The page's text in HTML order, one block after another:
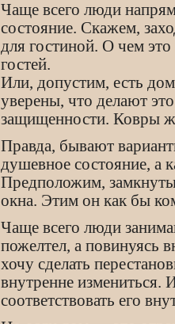
Чаще всего люди
состояние. Скажем,
для гостиной. О чем
гостей.
Или, допустим, есть
уверены, что делают
защищенности. Ковры
Правда, бывают
душевное состояние, а
Предположим,
окна. Этим он как бы
Чаще всего люди
пожелтел, а повинуясь
хочу сделать
внутренне измениться.
соответствовать его